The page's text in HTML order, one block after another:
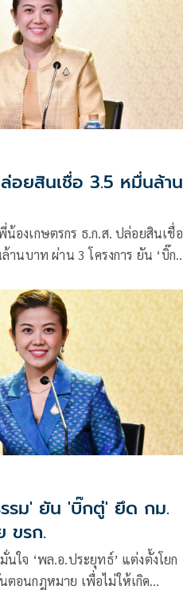
อยสินเชื่อ 3.5 หมื่นล้าน
องเกษตรกร ธ.ก.ส. ปล่อยสินเชื่อ
านบาท ผ่าน 3 โครงการ ยัน ‘บิ๊ก
รม' ยัน 'บิ๊กตู่' ยึด กม.
ขรก.
ใจ ‘พล.อ.ประยุทธ์’ แต่งตั้งโยก
ตอนกฎหมาย เพื่อไม่ให้เกิด